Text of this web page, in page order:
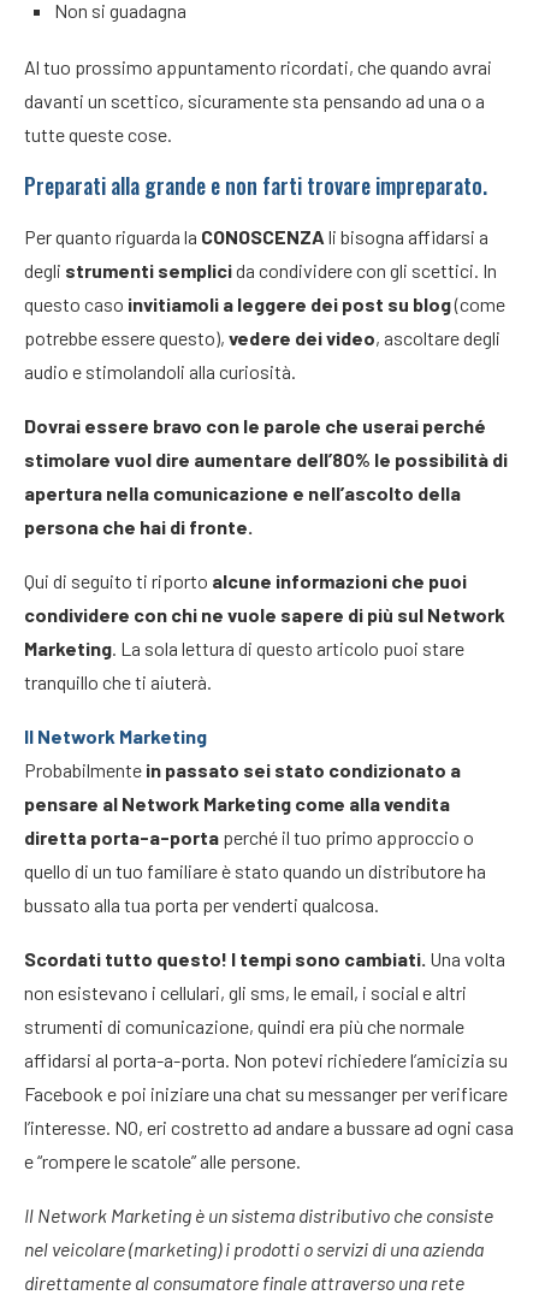
Non si guadagna
Al tuo prossimo appuntamento ricordati, che quando avrai
davanti un scettico, sicuramente sta pensando ad una o a
tutte queste cose.
Preparati alla grande e non farti trovare impreparato.
Per quanto riguarda la CONOSCENZA li bisogna affidarsi a
degli strumenti semplicida condividere con gli scettici. In
questo caso invitiamoli a leggere dei post su blog(come
potrebbe essere questo), vedere dei video, ascoltare degli
audio e stimolandoli alla curiosità.
Dovrai essere bravo con le parole che userai perché
stimolare vuol dire aumentare dell’80% le possibilità di
apertura nella comunicazione e nell’ascolto della
persona che hai di fronte.
Qui di seguito ti riporto alcune informazioni che puoi
condividere con chi ne vuole sapere di più sul Network
Marketing. La sola lettura di questo articolo puoi stare
tranquillo che ti aiuterà.
Il Network Marketing
Probabilmente in passato sei stato condizionato a
pensare al Network Marketing come alla vendita
diretta porta-a-porta perché il tuo primo approccio o
quello di un tuo familiare è stato quando un distributore ha
bussato alla tua porta per venderti qualcosa.
Scordati tutto questo! I tempi sono cambiati. Una volta
non esistevano i cellulari, gli sms, le email, i social e altri
strumenti di comunicazione, quindi era più che normale
affidarsi al porta-a-porta. Non potevi richiedere l’amicizia su
Facebook e poi iniziare una chat su messanger per verificare
l’interesse. NO, eri costretto ad andare a bussare ad ogni casa
e “rompere le scatole” alle persone.
Il Network Marketing è un sistema distributivo che consiste
nel veicolare (marketing) i prodotti o servizi di una azienda
direttamente al consumatore finale attraverso una rete